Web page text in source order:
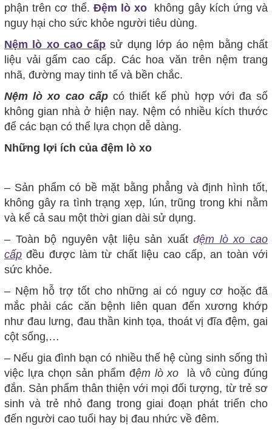
phận trên cơ thể. Đệm lò xo
không gây kích ứng và
nguy hại cho sức khỏe người tiêu dùng.
Nệm lò xo cao cấp sử dụng lớp áo nệm bằng chất
liệu vải gấm cao cấp. Các hoa văn trên nệm trang
nhã, đường may tinh tế và bền chắc.
Nệm lò xo cao cấpcó thiết kế phù hợp với đa số
không gian nhà ở hiện nay. Nệm có nhiều kích thước
để các bạn có thể lựa chọn dễ dàng.
Những lợi ích của đệm lò xo
– Sản phẩm có bề mặt bằng phẳng và định hình tốt,
không gây ra tình trạng xẹp, lún, trũng trong khi nằm
và kể cả sau một thời gian dài sử dụng.
– Toàn bộ nguyên vật liệu sản xuấtđệm lò xo cao
cấp đều được làm từ chất liệu cao cấp, an toàn với
sức khỏe.
– Nệm hỗ trợ tốt cho những ai có nguy cơ hoặc đã
mắc phải các căn bệnh liên quan đến xương khớp
như đau lưng, đau thần kinh tọa, thoát vị đĩa đệm, gai
cột sống,…
– Nếu gia đình bạn có nhiều thế hệ cùng sinh sống thì
việc lựa chọn sản phẩm đệm lò xo là vô cùng đúng
đắn. Sản phẩm thân thiện với mọi đối tượng, từ trẻ sơ
sinh và trẻ nhỏ đang trong giai đoạn phát triển cho
đến người cao tuổi hay bị đau nhức về đêm.